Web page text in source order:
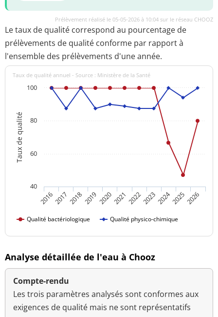
Prélèvement réalisé le 05-05-2026 à 10:04 sur le réseau CHOOZ
Le taux de qualité correspond au pourcentage de
prélèvements de qualité conforme par rapport à
l'ensemble des prélèvements d'une année.
Taux de qualité
Taux de qualité annuel - Source : Ministère de la Santé
Qualité bactériologique Qualité physico-chimique
20162017 201820192020202120222023202420252026
40
60
80
100
Analyse détaillée de l'eau à Chooz
Compte-rendu
Les trois paramètres analysés sont conformes aux
exigences de qualité mais ne sont représentatifs